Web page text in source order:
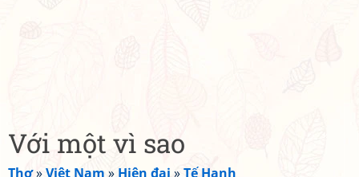
Với một vì sao
Thơ»Việt Nam » Hiện đại »Tế Hanh